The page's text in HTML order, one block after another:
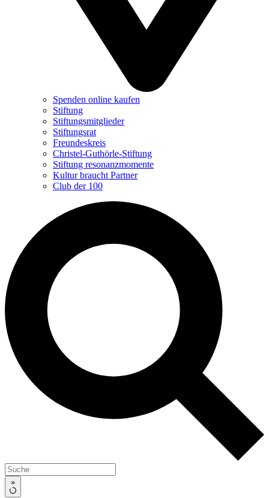
Spenden online kaufen
Stiftung
Stiftungsmitglieder
Stiftungsrat
Freundeskreis
Christel-Guthörle-Stiftung
Stiftung resonanzmomente
Kultur braucht Partner
Club der 100
»